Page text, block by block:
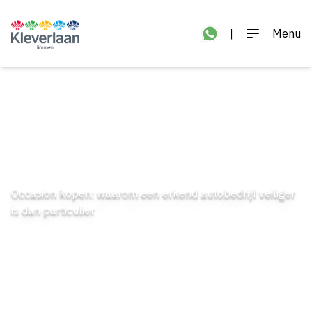
Menu
Occasion kopen: waarom een erkend autobedrijf veiliger
is dan particulier